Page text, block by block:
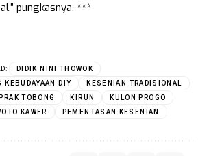
pungkasnya. ***
DIDIK NINI THOWOK
KEBUDAYAAN DIY
KESENIAN TRADISIONAL
TOBONG
KIRUN
KULON PROGO
KAWER
PEMENTASAN KESENIAN